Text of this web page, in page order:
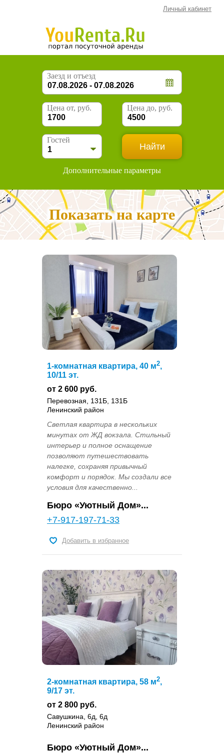
Личный кабинет
Заезд и отъезд
Цена от, руб. Цена до, руб.
Гостей
Дополнительные параметры
Показать на карте
1-комнатная квартира, 40 м2,
10/11 эт.
от 2 600 руб.
Перевозная, 131Б, 131Б
Ленинский район
Светлая квартира в нескольких
минутах от ЖД вокзала. Стильный
интерьер и полное оснащение
позволяют путешествовать
налегке, сохраняя привычный
комфорт и порядок. Мы создали все
условия для качественно...
Бюро «Уютный Дом»...
+7-917-197-71-33
Добавить в избранное
2-комнатная квартира, 58 м2,
9/17 эт.
от 2 800 руб.
Савушкина, 6д, 6д
Ленинский район
Бюро «Уютный Дом»...